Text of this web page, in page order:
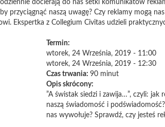
docierają do nas setki komunikatów
przyciągnąć naszą uwagę? Czy reklamy mogą
Ekspertka z Collegium Civitas udzieli
Termin:
wtorek, 24 Września, 2019 - 11:00
wtorek, 24 Września, 2019 - 12:30
Czas trwania: 90 minut
Opis skrócony:
”A świstak siedzi i zawija…”, czyli: jak
naszą świadomość i
nas wywołuje? Sprawdź, czy jesteś